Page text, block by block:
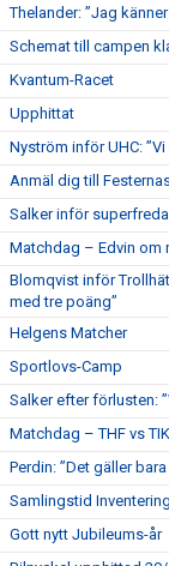
Thelander: ”Jag
Schemat till campen
Kvantum-Racet
Upphittat
Nyström inför UHC:
Anmäl dig till
Salker inför
Matchdag – Edvin om
Blomqvist inför
med tre poäng”
Helgens Matcher
Sportlovs-Camp
Salker efter förlusten:
Matchdag – THF vs TIK
Perdin: ”Det gäller bara
Samlingstid Inventering
Gott nytt Jubileums-år